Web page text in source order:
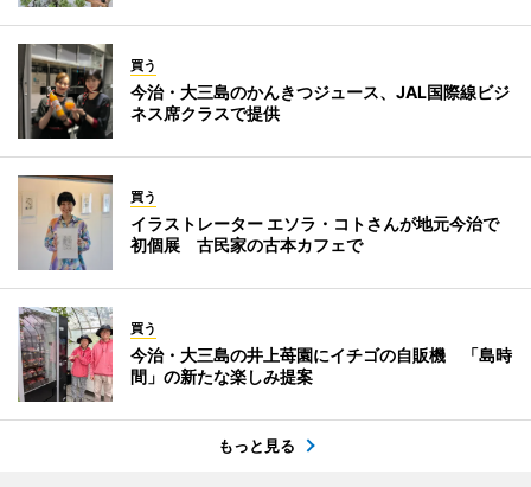
買う
今治・大三島のかんきつジュース、JAL国際線ビジ
ネス席クラスで提供
買う
イラストレーター エソラ・コトさんが地元今治で
初個展 古民家の古本カフェで
買う
今治・大三島の井上苺園にイチゴの自販機 「島時
間」の新たな楽しみ提案
もっと見る